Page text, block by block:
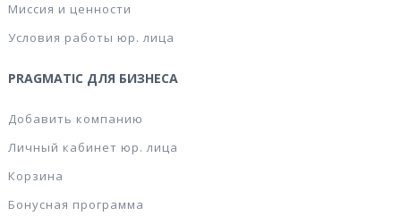
Миссия и ценности
Условия работы юр. лица
PRAGMATIC ДЛЯ БИЗНЕСА
Добавить компанию
Личный кабинет юр. лица
Корзина
Бонусная программа